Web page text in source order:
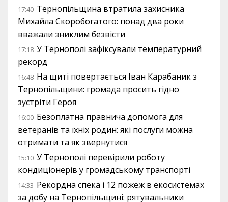
17:40 Тернопільщина втратила захисника
Михайла Скоробогатого: понад два роки
вважали зниклим безвісти
17:18 У Тернополі зафіксували температурний
рекорд
16:48 На щиті повертається Іван Карабаник з
Тернопільщини: громада просить гідно
зустріти Героя
16:00 Безоплатна правнича допомога для
ветеранів та їхніх родин: які послуги можна
отримати та як звернутися
15:10 У Тернополі перевірили роботу
кондиціонерів у громадському транспорті
14:33 Рекордна спека і 12 пожеж в екосистемах
за добу на Тернопільщині: рятувальники